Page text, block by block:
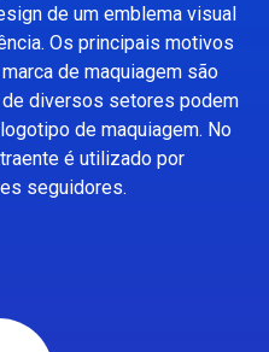
de um emblema visual
Os principais motivos
de maquiagem são
diversos setores podem
de maquiagem. No
é utilizado por
seguidores.